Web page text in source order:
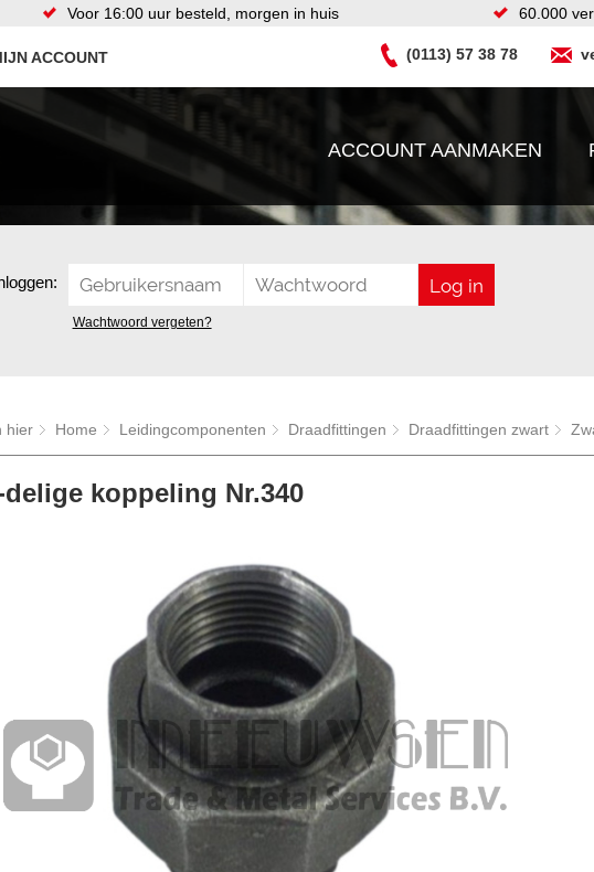
Voor 16:00 uur besteld, morgen in huis 60.000
ACCOUNT (0113) 57 38 78
ACCOUNT AANMAKEN
Wachtwoord vergeten?
hier Home Leidingcomponenten Draadfittingen Draadfittingen zwart
koppeling Nr.340